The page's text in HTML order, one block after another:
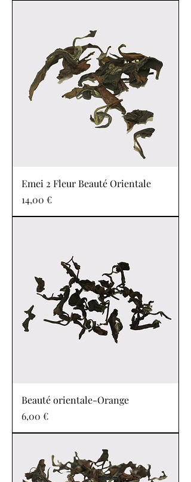
Emei 2 Fleur Beauté Orientale
Prix
14,00 €
Beauté orientale-Orange
Prix
6,00 €